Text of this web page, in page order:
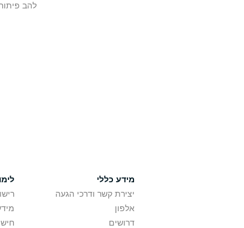
להב
מידע כללי
יצירת קשר ודרכי הגעה
אלפון
דרושים